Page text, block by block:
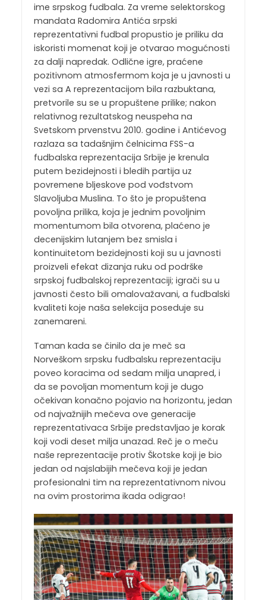
ime srpskog fudbala. Za vreme selektorskog
mandata Radomira Antića srpski
reprezentativni fudbal propustio je priliku da
iskoristi momenat koji je otvarao mogućnosti
za dalji napredak. Odlične igre, praćene
pozitivnom atmosfermom koja je u javnosti u
vezi sa A reprezentacijom bila razbuktana,
pretvorile su se u propuštene prilike; nakon
relativnog rezultatskog neuspeha na
Svetskom prvenstvu 2010. godine i Antićevog
razlaza sa tadašnjim čelnicima FSS-a
fudbalska reprezentacija Srbije je krenula
putem bezidejnosti i bledih partija uz
povremene bljeskove pod vođstvom
Slavoljuba Muslina. To što je propuštena
povoljna prilika, koja je jednim povoljnim
momentumom bila otvorena, plaćeno je
decenijskim lutanjem bez smisla i
kontinuitetom bezidejnosti koji su u javnosti
proizveli efekat dizanja ruku od podrške
srpskoj fudbalskoj reprezentaciji; igrači su u
javnosti često bili omalovažavani, a fudbalski
kvaliteti koje naša selekcija poseduje su
zanemareni.
Taman kada se činilo da je meč sa
Norveškom srpsku fudbalsku reprezentaciju
poveo koracima od sedam milja unapred, i
da se povoljan momentum koji je dugo
očekivan konačno pojavio na horizontu, jedan
od najvažnijih mečeva ove generacije
reprezentativaca Srbije predstavljao je korak
koji vodi deset milja unazad. Reč je o meču
naše reprezentacije protiv Škotske koji je bio
jedan od najslabijih mečeva koji je jedan
profesionalni tim na reprezentativnom nivou
na ovim prostorima ikada odigrao!